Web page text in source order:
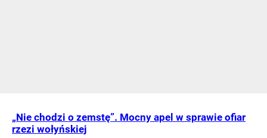
„Nie chodzi o zemstę”. Mocny apel w sprawie ofiar
rzezi wołyńskiej